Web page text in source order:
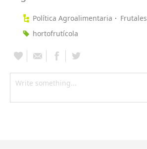
Política Agroalimentaria Frutales
hortofrutícola